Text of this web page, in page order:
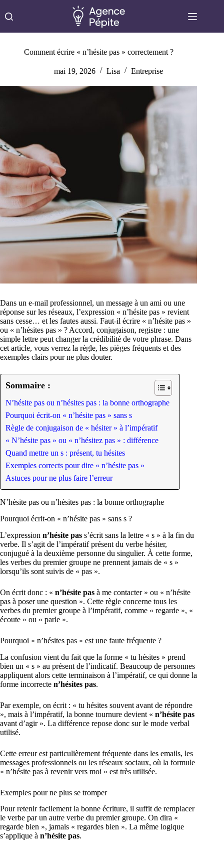
au
contenu
Comment écrire « n’hésite pas » correctement ?
mai 19, 2026 Lisa Entreprise
Dans un e-mail professionnel, un message à un ami ou une
réponse sur les réseaux, l’expression « n’hésite pas » revient
sans cesse… et les fautes aussi. Faut-il écrire « n’hésite pas »
ou « n’hésites pas » ? Accord, conjugaison, registre : une
simple lettre peut changer la crédibilité de votre phrase. Dans
cet article, vous verrez la règle, les pièges fréquents et des
exemples clairs pour ne plus douter.
Sommaire :
N’hésite pas ou n’hésites pas : la bonne orthographe
Pourquoi écrit-on « n’hésite pas » sans s
Règle de conjugaison de « hésiter » à l’impératif
« N’hésite pas » ou « n’hésitez pas » : différence
Quand mettre un s : présent, tu hésites
Exemples corrects pour dire « n’hésite pas »
Astuces pour ne plus faire l’erreur
N’hésite pas ou n’hésites pas : la bonne orthographe
Pourquoi écrit-on « n’hésite pas » sans s ?
L’expression n’hésite pas s’écrit sans la lettre « s » à la fin du
verbe. Il s’agit de l’impératif présent du verbe hésiter,
conjugué à la deuxième personne du singulier. À cette forme,
les verbes du premier groupe ne prennent jamais de « s »
lorsqu’ils sont suivis de « pas ».
On écrit donc : « n’hésite pas à me contacter » ou « n’hésite
pas à poser une question ». Cette règle concerne tous les
verbes du premier groupe à l’impératif, comme « regarde », «
écoute » ou « parle ».
Pourquoi « n’hésites pas » est une faute fréquente ?
La confusion vient du fait que la forme « tu hésites » prend
bien un « s » au présent de l’indicatif. Beaucoup de personnes
appliquent alors cette terminaison à l’impératif, ce qui donne la
forme incorrecte n’hésites pas.
Par exemple, on écrit : « tu hésites souvent avant de répondre
», mais à l’impératif, la bonne tournure devient « n’hésite pas
avant d’agir ». La différence repose donc sur le mode verbal
utilisé.
Cette erreur est particulièrement fréquente dans les emails, les
messages professionnels ou les réseaux sociaux, où la formule
« n’hésite pas à revenir vers moi » est très utilisée.
Exemples pour ne plus se tromper
Pour retenir facilement la bonne écriture, il suffit de remplacer
le verbe par un autre verbe du premier groupe. On dira «
regarde bien », jamais « regardes bien ». La même logique
s’applique à n’hésite pas.